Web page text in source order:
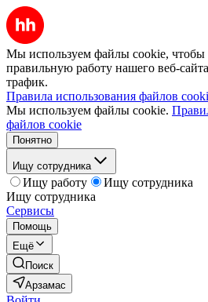
Мы используем файлы cookie, чтобы
правильную работу нашего веб-
трафик.
Правила использования файлов
Мы используем файлы cookie.
файлов cookie
Понятно
Ищу сотрудника
Ищу работу
Ищу сотрудника
Ищу сотрудника
Сервисы
Помощь
Ещё
Поиск
Арзамас